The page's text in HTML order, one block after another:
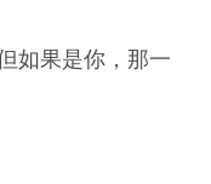
如果是你，那一